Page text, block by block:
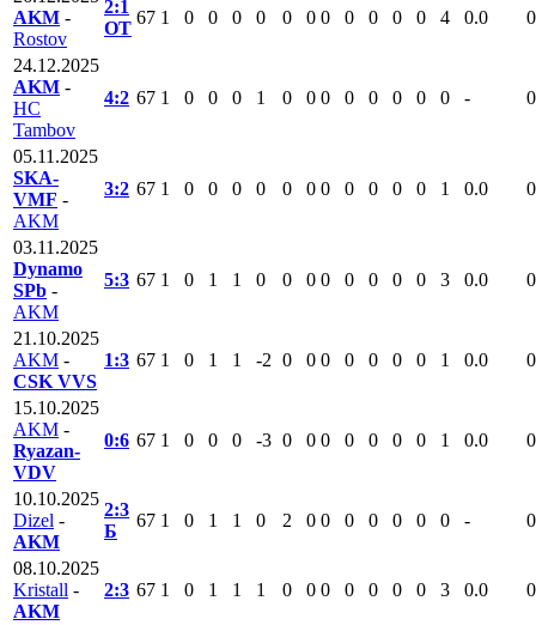
AKM -
Rostov
2:1
ОТ
67 1 0 0 0 0 0 0 0 0 0 0 0 4 0.0 0
24.12.2025
AKM -
HC
Tambov
4:2 67 1 0 0 0 1 0 0 0 0 0 0 0 0 - 0
05.11.2025
SKA-
VMF -
AKM
3:2 67 1 0 0 0 0 0 0 0 0 0 0 0 1 0.0 0
03.11.2025
Dynamo
SPb -
AKM
5:3 67 1 0 1 1 0 0 0 0 0 0 0 0 3 0.0 0
21.10.2025
AKM -
CSK VVS
1:3 67 1 0 1 1 -2 0 0 0 0 0 0 0 1 0.0 0
15.10.2025
AKM -
Ryazan-
VDV
0:6 67 1 0 0 0 -3 0 0 0 0 0 0 0 1 0.0 0
10.10.2025
Dizel -
AKM
2:3
Б
67 1 0 1 1 0 2 0 0 0 0 0 0 0 - 0
08.10.2025
Kristall -
AKM
2:3 67 1 0 1 1 1 0 0 0 0 0 0 0 3 0.0 0